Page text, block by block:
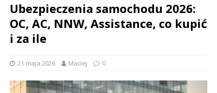
Ubezpieczenia samochodu 2026:
OC, AC, NNW, Assistance, co kupić
i za ile
21 maja 2026 Maciej 0